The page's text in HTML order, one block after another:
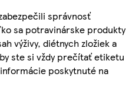
správnosť
sa potravinárske produkty
výživy, diétnych zložiek a
ste si vždy prečítať etiketu
poskytnuté na